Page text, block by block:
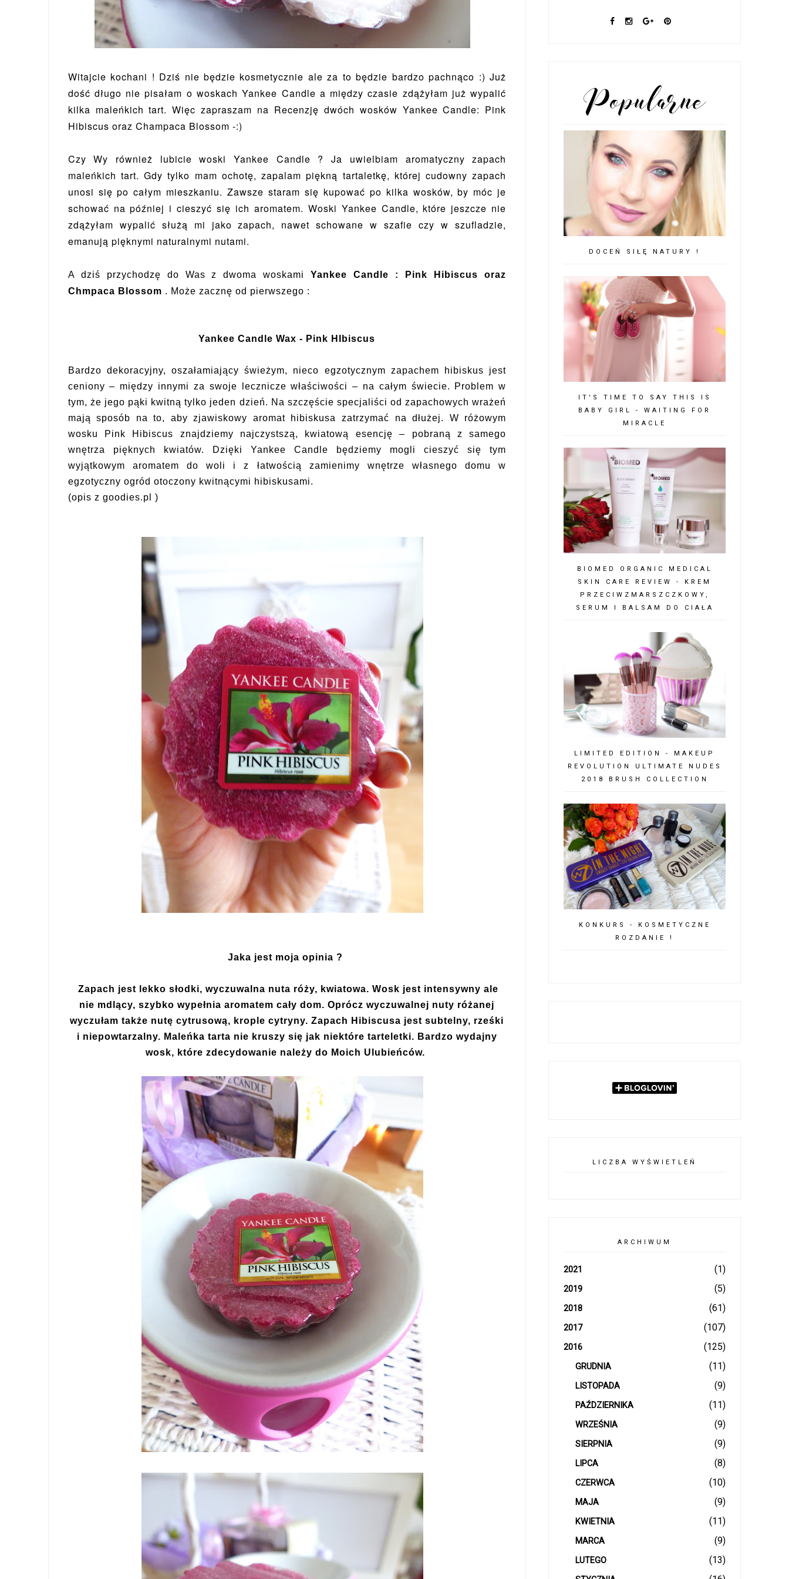
Witajcie kochani ! Dziś nie będzie kosmetycznie ale za to będzie bardzo pachnąco :) Już
dość długo nie pisałam o woskach Yankee Candle a między czasie zdążyłam już wypalić
kilka maleńkich tart. Więc zapraszam na Recenzję dwóch wosków Yankee Candle: Pink
Hibiscus oraz Champaca Blossom -:)
Czy Wy również lubicie woski Yankee Candle ? Ja uwielbiam aromatyczny zapach
maleńkich tart. Gdy tylko mam ochotę, zapalam piękną tartaletkę, której cudowny zapach
unosi się po całym mieszkaniu. Zawsze staram się kupować po kilka wosków, by móc je
schować na później i cieszyć się ich aromatem. Woski Yankee Candle, które jeszcze nie
zdążyłam wypalić służą mi jako zapach, nawet schowane w szafie czy w szufladzie,
emanują pięknymi naturalnymi nutami.
A dziś przychodzę do Was z dwoma woskamiYankee Candle : Pink Hibiscus oraz
Chmpaca Blossom . Może zacznę od pierwszego :
Yankee Candle Wax - Pink HIbiscus
Bardzo dekoracyjny, oszałamiający świeżym, nieco egzotycznym zapachem hibiskus jest
ceniony – między innymi za swoje lecznicze właściwości – na całym świecie. Problem w
tym, że jego pąki kwitną tylko jeden dzień. Na szczęście specjaliści od zapachowych wrażeń
mają sposób na to, aby zjawiskowy aromat hibiskusa zatrzymać na dłużej. W różowym
wosku Pink Hibiscus znajdziemy najczystszą, kwiatową esencję – pobraną z samego
wnętrza pięknych kwiatów. Dzięki Yankee Candle będziemy mogli cieszyć się tym
wyjątkowym aromatem do woli i z łatwością zamienimy wnętrze własnego domu w
egzotyczny ogród otoczony kwitnącymi hibiskusami.
(opis z goodies.pl )
Jaka jest moja opinia ?
Zapach jest lekko słodki, wyczuwalna nuta róży, kwiatowa. Wosk jest intensywny ale
nie mdlący, szybko wypełnia aromatem cały dom. Oprócz wyczuwalnej nuty różanej
wyczułam także nutę cytrusową, krople cytryny. Zapach Hibiscusa jest subtelny, rześki
i niepowtarzalny. Maleńka tarta nie kruszy się jak niektóre tarteletki. Bardzo wydajny
wosk, które zdecydowanie należy do Moich Ulubieńców.
POPULARNE POSTY
DOCEŃ SIŁĘ NATURY !
IT'S TIME TO SAY THIS IS
BABY GIRL - WAITING FOR
MIRACLE
BIOMED ORGANIC MEDICAL
SKIN CARE REVIEW - KREM
PRZECIWZMARSZCZKOWY,
SERUM I BALSAM DO CIAŁA
LIMITED EDITION - MAKEUP
REVOLUTION ULTIMATE NUDES
2018 BRUSH COLLECTION
KONKURS - KOSMETYCZNE
ROZDANIE !
LICZBA WYŚWIETLEŃ
ARCHIWUM
2021 (1)
2019 (5)
2018 (61)
2017 (107)
2016 (125)
GRUDNIA (11)
LISTOPADA (9)
PAŹDZIERNIKA (11)
WRZEŚNIA (9)
SIERPNIA (9)
LIPCA (8)
CZERWCA (10)
MAJA (9)
KWIETNIA (11)
MARCA (9)
LUTEGO (13)